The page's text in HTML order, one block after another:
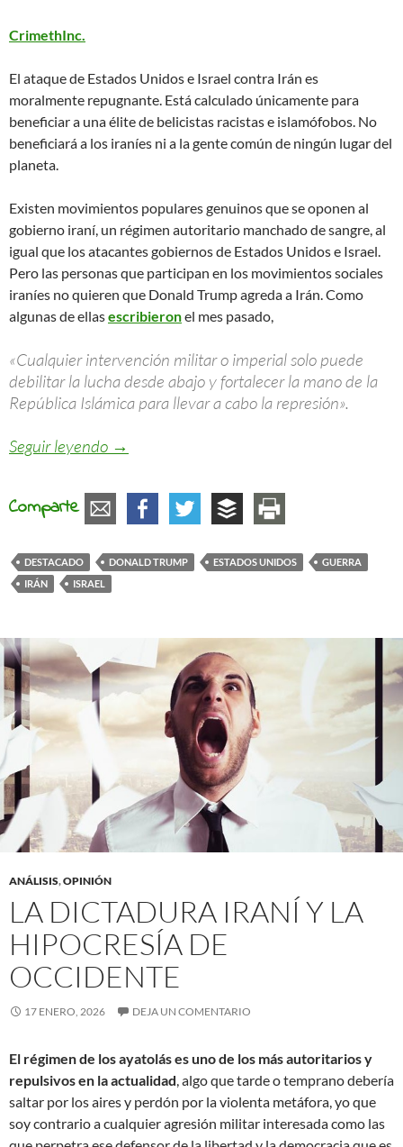
CrimethInc.
El ataque de Estados Unidos e Israel contra Irán es
moralmente repugnante. Está calculado únicamente para
beneficiar a una élite de belicistas racistas e islamófobos. No
beneficiará a los iraníes ni a la gente común de ningún lugar del
planeta.
Existen movimientos populares genuinos que se oponen al
gobierno iraní, un régimen autoritario manchado de sangre, al
igual que los atacantes gobiernos de Estados Unidos e Israel.
Pero las personas que participan en los movimientos sociales
iraníes no quieren que Donald Trump agreda a Irán. Como
algunas de ellasescribieronel mes pasado,
«Cualquier intervención militar o imperial solo puede
debilitar la lucha desde abajo y fortalecer la mano de la
República Islámica para llevar a cabo la represión».
Seguir leyendo El ataque a Irán es un ataque a todas
→
Comparte
DESTACADO DONALD TRUMP ESTADOS UNIDOS
GUERRA
IRÁN
ISRAEL
ANÁLISIS,OPINIÓN
LA DICTADURA IRANÍ Y LA
HIPOCRESÍA DE
OCCIDENTE
17 ENERO, 2026 DEJA UN COMENTARIO
El régimen de los ayatolás es uno de los más autoritarios y
repulsivos en la actualidad, algo que tarde o temprano debería
saltar por los aires y perdón por la violenta metáfora, yo que
soy contrario a cualquier agresión militar interesada como las